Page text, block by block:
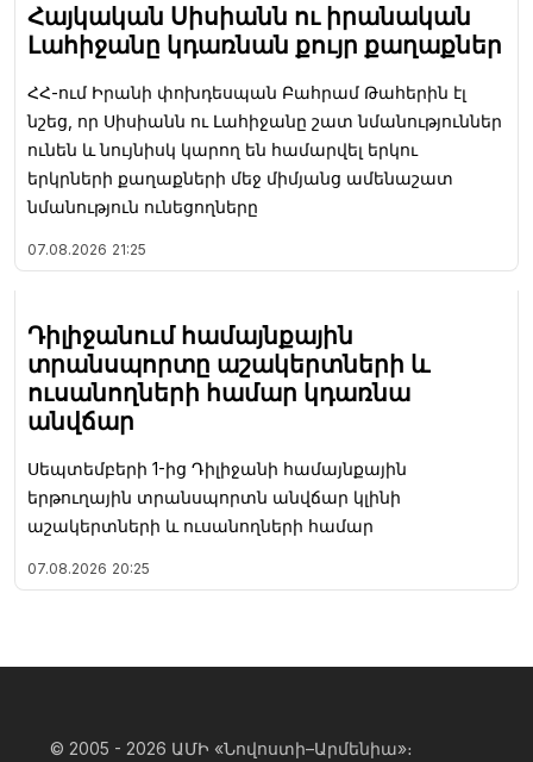
Հայկական Սիսիանն ու իրանական
Լահիջանը կդառնան քույր քաղաքներ
ՀՀ-ում Իրանի փոխդեսպան Բահրամ Թահերին էլ
նշեց, որ Սիսիանն ու Լահիջանը շատ նմանություններ
ունեն և նույնիսկ կարող են համարվել երկու
երկրների քաղաքների մեջ միմյանց ամենաշատ
նմանություն ունեցողները
07.08.2026 21:25
Դիլիջանում համայնքային
տրանսպորտը աշակերտների և
ուսանողների համար կդառնա
անվճար
Սեպտեմբերի 1-ից Դիլիջանի համայնքային
երթուղային տրանսպորտն անվճար կլինի
աշակերտների և ուսանողների համար
07.08.2026 20:25
© 2005 - 2026 ԱՄԻ «Նովոստի–Արմենիա»։